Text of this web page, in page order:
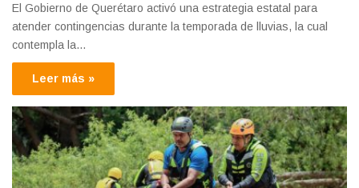
El Gobierno de Querétaro activó una estrategia estatal para
atender contingencias durante la temporada de lluvias, la cual
contempla la…
Leer más »